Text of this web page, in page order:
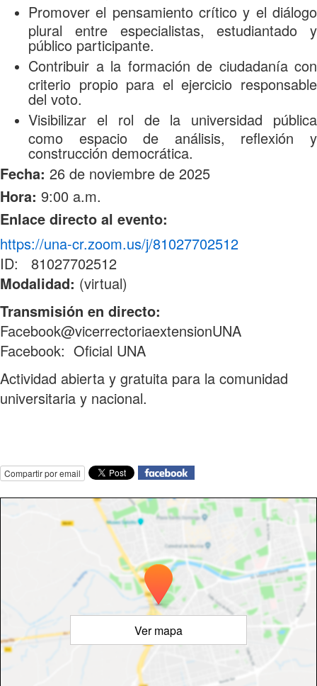
Promover el pensamiento crítico y el diálogo
plural entre especialistas, estudiantado y
público participante.
Contribuir a la formación de ciudadanía con
criterio propio para el ejercicio responsable
del voto.
Visibilizar el rol de la universidad pública
como espacio de análisis, reflexión y
construcción democrática.
Fecha: 26 de noviembre de 2025
Hora: 9:00 a.m.
Enlace directo al evento:
https://una-cr.zoom.us/j/81027702512
ID: 81027702512
Modalidad: (virtual)
Transmisión en directo:
Facebook@vicerrectoriaextensionUNA
Facebook: Oficial UNA
Actividad abierta y gratuita para la comunidad
universitaria y nacional.
Compartir por email
Ver mapa